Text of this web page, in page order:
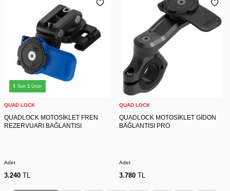
Son 1 Ürün
QUAD LOCK
QUADLOCK MOTOSİKLET FREN
REZERVUARI BAĞLANTISI
Adet
3.240 TL
QUAD LOCK
QUADLOCK MOTOSİKLET GİDON
BAĞLANTISI PRO
Adet
3.780TL